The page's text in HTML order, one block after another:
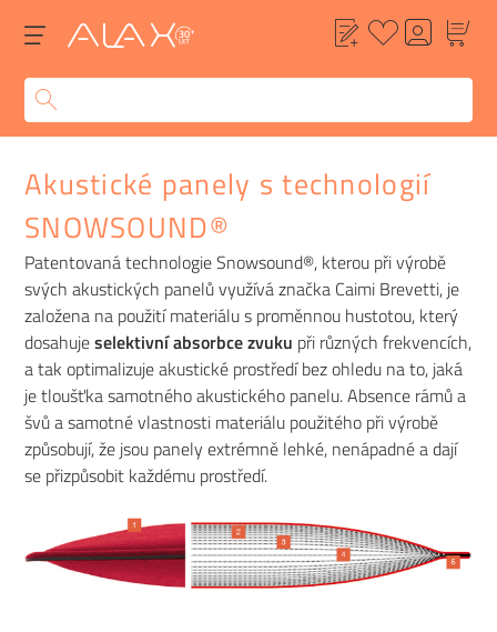
Akustické panely s technologií
SNOWSOUND®
Patentovaná technologie Snowsound®, kterou při výrobě
svých akustických panelů využívá značka Caimi Brevetti, je
založena na použití materiálu s proměnnou hustotou, který
dosahujeselektivní absorbce zvuku při různých frekvencích,
a tak optimalizuje akustické prostředí bez ohledu na to, jaká
je tloušťka samotného akustického panelu. Absence rámů a
švů a samotné vlastnosti materiálu použitého při výrobě
způsobují, že jsou panely extrémně lehké, nenápadné a dají
se přizpůsobit každému prostředí.